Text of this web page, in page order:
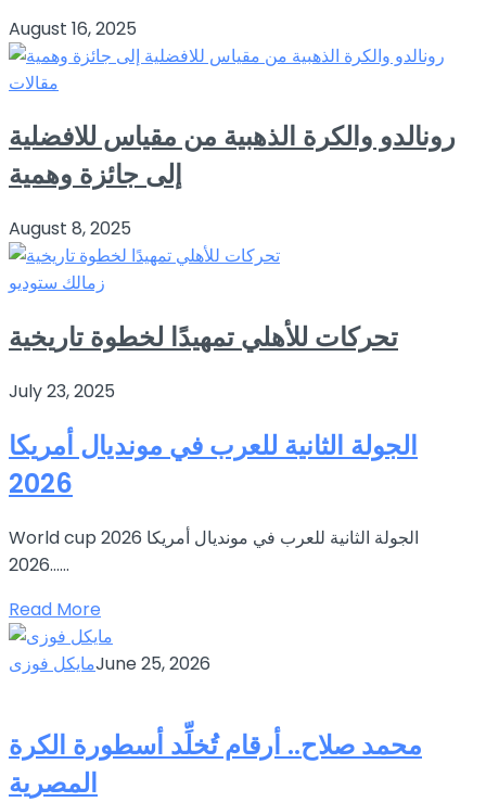
August 16, 2025
مقالات
رونالدو والكرة الذهبية من مقياس للافضلية
إلى جائزة وهمية
August 8, 2025
زمالك ستوديو
تحركات للأهلي تمهيدًا لخطوة تاريخية
July 23, 2025
الجولة الثانية للعرب في مونديال أمريكا
2026
World cup 2026 الجولة الثانية للعرب في مونديال أمريكا
2026…...
Read More
مايكل فوزىJune 25, 2026
محمد صلاح.. أرقام تُخلِّد أسطورة الكرة
المصرية